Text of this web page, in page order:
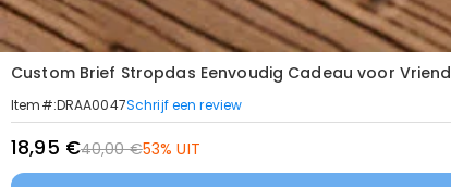
Custom Brief Stropdas Eenvoudig Cadeau voor Vriend
Item#:DRAA0047Schrijf een review
18,95 €40,00 €53% UIT